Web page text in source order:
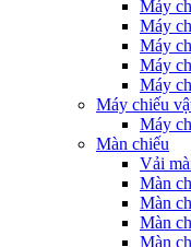
Máy
Máy
Máy
Máy
Máy
Máy chiếu
Máy
Màn chiếu
Vải
Màn
Màn
Màn
Màn